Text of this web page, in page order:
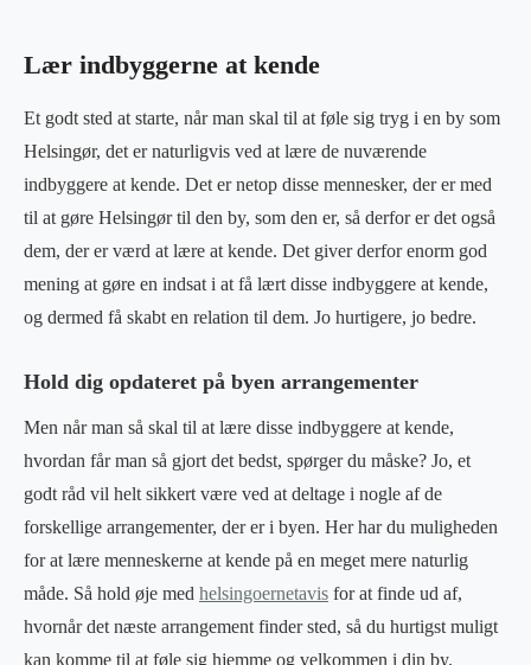
Lær indbyggerne at kende
Et godt sted at starte, når man skal til at føle sig tryg i en by som
Helsingør, det er naturligvis ved at lære de nuværende
indbyggere at kende. Det er netop disse mennesker, der er med
til at gøre Helsingør til den by, som den er, så derfor er det også
dem, der er værd at lære at kende. Det giver derfor enorm god
mening at gøre en indsat i at få lært disse indbyggere at kende,
og dermed få skabt en relation til dem. Jo hurtigere, jo bedre.
Hold dig opdateret på byen arrangementer
Men når man så skal til at lære disse indbyggere at kende,
hvordan får man så gjort det bedst, spørger du måske? Jo, et
godt råd vil helt sikkert være ved at deltage i nogle af de
forskellige arrangementer, der er i byen. Her har du muligheden
for at lære menneskerne at kende på en meget mere naturlig
måde. Så hold øje med helsingoernetavis for at finde ud af,
hvornår det næste arrangement finder sted, så du hurtigst muligt
kan komme til at føle sig hjemme og velkommen i din by.